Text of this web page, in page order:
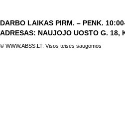
DARBO LAIKAS PIRM. – PENK.
ADRESAS: NAUJOJO UOSTO G. 18,
© WWW.ABSS.LT. Visos teisės saugomos